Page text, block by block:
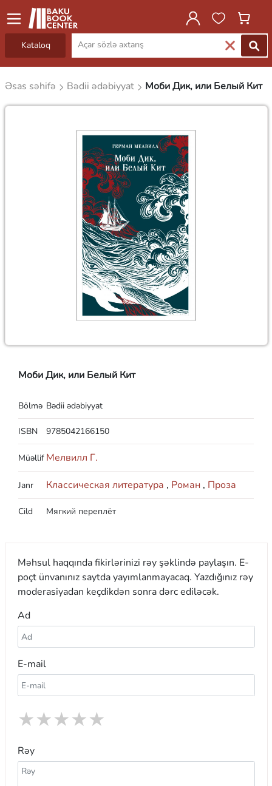
Kataloq
Əsas səhifə Bədii ədəbiyyat Моби Дик, или Белый Кит
Моби Дик, или Белый Кит
Bölmə Bədii ədəbiyyat
ISBN 9785042166150
Müəllif Мелвилл Г.
Janr Классическая литература , Роман , Проза
Cild Мягкий переплёт
Məhsul haqqında fikirlərinizi rəy şəklində paylaşın. E-
poçt ünvanınız saytda yayımlanmayacaq. Yazdığınız rəy
moderasiyadan keçdikdən sonra dərc ediləcək.
Ad
E-mail
★
★
★
★
★
Rəy